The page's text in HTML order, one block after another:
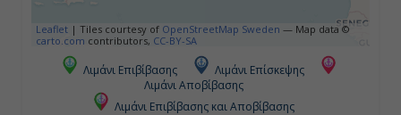
Ημέρα 5η
Leaflet | Tiles courtesy of OpenStreetMap Sweden — Map data ©
carto.com contributors, CC-BY-SA
Λιμάνι Επιβίβασης
Λιμάνι Επίσκεψης
Λιμάνι Αποβίβασης
Λιμάνι Επιβίβασης και Αποβίβασης